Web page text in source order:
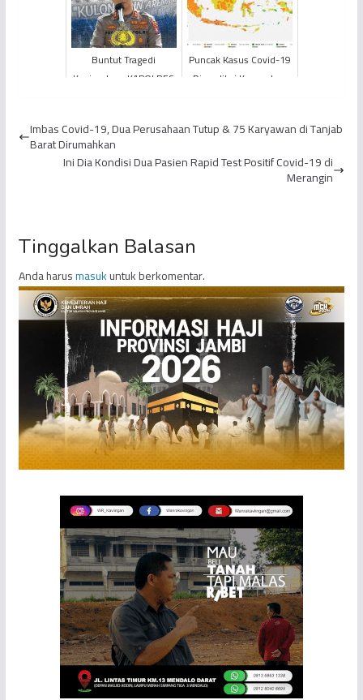
Buntut Tragedi
Kanjuruhan, KAPOLRES
Puncak Kasus Covid-19
Diprediksi Kemenkes
Imbas Covid-19, Dua Perusahaan Tutup & 75 Karyawan di Tanjab
Barat Dirumahkan
Ini Dia Kondisi Dua Pasien Rapid Test Positif Covid-19 di
Merangin
Tinggalkan Balasan
Anda harusmasukuntuk berkomentar.